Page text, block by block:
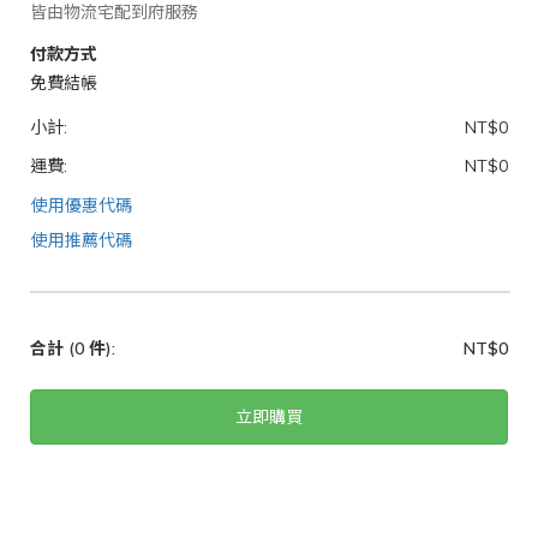
皆由物流宅配到府服務
付款方式
免費結帳
小計:
NT$0
運費:
NT$0
使用優惠代碼
使用推薦代碼
合計 (0 件): NT$0
立即購買